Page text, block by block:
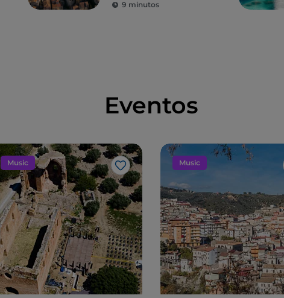
9 minutos
Eventos
Music
Me gusta
Music